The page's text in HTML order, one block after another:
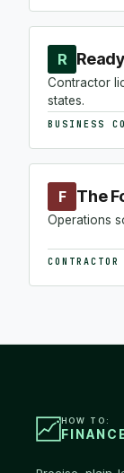
R
Contractor
states.
BUSINESS
F The
Operations
CONTRACTOR
HOW TO: